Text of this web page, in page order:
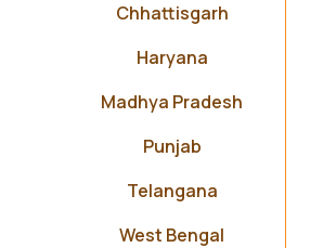
Chhattisgarh
Haryana
Madhya Pradesh
Punjab
Telangana
West Bengal